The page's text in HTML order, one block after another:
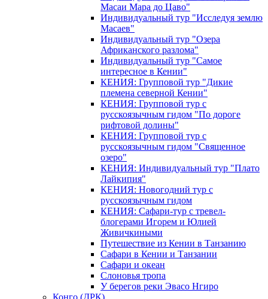
Масаи Мара до Цаво"
Индивидуальный тур "Исследуя землю
Масаев"
Индивидуальный тур "Озера
Африканского разлома"
Индивидуальный тур "Самое
интересное в Кении"
КЕНИЯ: Групповой тур "Дикие
племена северной Кении"
КЕНИЯ: Групповой тур с
русскоязычным гидом "По дороге
рифтовой долины"
КЕНИЯ: Групповой тур с
русскоязычным гидом "Священное
озеро"
КЕНИЯ: Индивидуальный тур "Плато
Лайкипия"
КЕНИЯ: Новогодний тур с
русскоязычным гидом
КЕНИЯ: Сафари-тур с тревел-
блогерами Игорем и Юлией
Живичкиными
Путешествие из Кении в Танзанию
Сафари в Кении и Танзании
Сафари и океан
Слоновья тропа
У берегов реки Эвасо Нгиро
Конго (ДРК)